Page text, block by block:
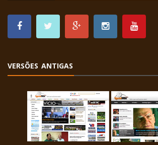
VERSÕES ANTIGAS